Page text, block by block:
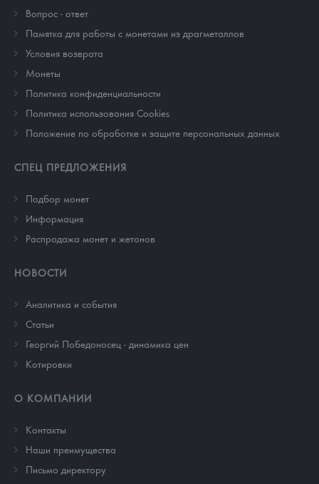
Вопрос - ответ
Памятка для работы с монетами из драгметаллов
Условия возврата
Монеты
Политика конфиденциальности
Политика использования Cookies
Положение по обработке и защите персональных данных
СПЕЦ ПРЕДЛОЖЕНИЯ
Подбор монет
Информация
Распродажа монет и жетонов
НОВОСТИ
Аналитика и события
Cтатьи
Георгий Победоносец - динамика цен
Котировки
О КОМПАНИИ
Контакты
Наши преимущества
Письмо директору